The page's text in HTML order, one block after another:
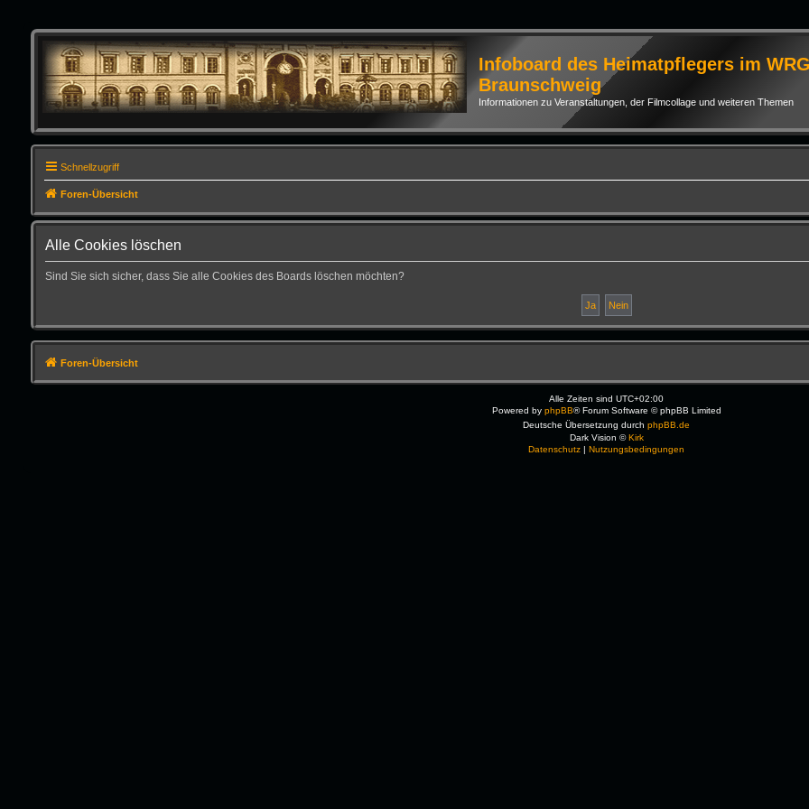
Infoboard des Heimatpflegers im WRG
Braunschweig
Informationen zu Veranstaltungen, der Filmcollage und weiteren Themen
Schnellzugriff
Foren-Übersicht
Alle Cookies löschen
Sind Sie sich sicher, dass Sie alle Cookies des Boards löschen möchten?
Foren-Übersicht
Alle Zeiten sindUTC+02:00
Powered by phpBB® Forum Software © phpBB Limited
Deutsche Übersetzung durchphpBB.de
Dark Vision ©Kirk
Datenschutz |Nutzungsbedingungen